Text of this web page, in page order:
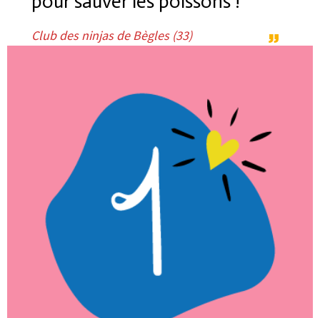
Club des ninjas de Bègles (33)